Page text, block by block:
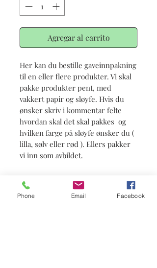
Agregar al carrito
Her kan du bestille gaveinnpakning
til en eller flere produkter. Vi skal
pakke produkter pent, med
vakkert papir og sløyfe. Hvis du
ønsker skriv i kommentar felte
hvordan skal det skal pakkes og
hvilken farge på sløyfe ønsker du (
lilla, sølv eller rød ). Ellers pakker
vi inn som avbildet.
Info
Phone Email Facebook